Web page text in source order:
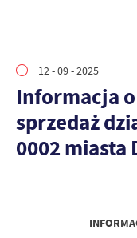
12 - 09 - 2025
Informacja
sprzedaż
0002 miasta